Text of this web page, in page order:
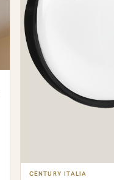
CENTURY ITALIA